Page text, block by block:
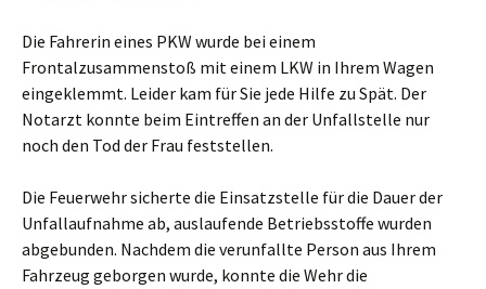
Die Fahrerin eines PKW wurde bei einem
Frontalzusammenstoß mit einem LKW in Ihrem Wagen
eingeklemmt. Leider kam für Sie jede Hilfe zu Spät. Der
Notarzt konnte beim Eintreffen an der Unfallstelle nur
noch den Tod der Frau feststellen.
Die Feuerwehr sicherte die Einsatzstelle für die Dauer der
Unfallaufnahme ab, auslaufende Betriebsstoffe wurden
abgebunden. Nachdem die verunfallte Person aus Ihrem
Fahrzeug geborgen wurde, konnte die Wehr die